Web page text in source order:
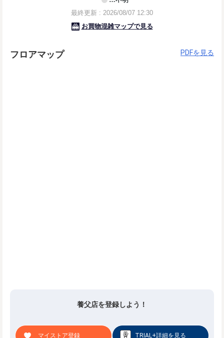
フロアマップ PDFを見る
養父店を登録しよう！
マイストア登録 TRIAL+詳細を見る